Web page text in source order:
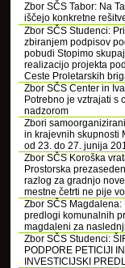
Zbor SČS Tabor: Na
iščejo konkretne
Zbor SČS Studenci:
zbiranjem podpisov
pobudi Stopimo
realizacijo projekta
Ceste Proletarskih
Zbor SČS Center in
Potrebno je vztrajati s
nadzorom
Zbori
in krajevnih skupnosti
od 23. do 27. junija
Zbor SČS Koroška
Prostorska
razlog za gradnjo
mestne četrti ne pije
Zbor SČS Magdalena:
predlogi komunalnih
magdaleni za
Zbor SČS Studenci:
PODPORE PETICIJI IN
INVESTICIJSKI